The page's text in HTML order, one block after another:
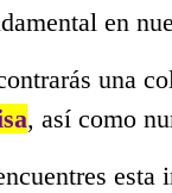
en
una
, así como